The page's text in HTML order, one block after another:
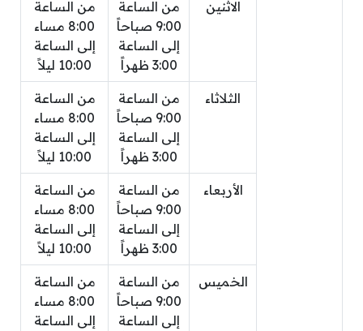
الاثنين
من الساعة
9:00 صباحاً
إلى الساعة
3:00 ظهراً
من الساعة
8:00 مساء
إلى الساعة
10:00 ليلاً
الثلاثاء
من الساعة
9:00 صباحاً
إلى الساعة
3:00 ظهراً
من الساعة
8:00 مساء
إلى الساعة
10:00 ليلاً
الأربعاء
من الساعة
9:00 صباحاً
إلى الساعة
3:00 ظهراً
من الساعة
8:00 مساء
إلى الساعة
10:00 ليلاً
الخميس
من الساعة
9:00 صباحاً
إلى الساعة
من الساعة
8:00 مساء
إلى الساعة